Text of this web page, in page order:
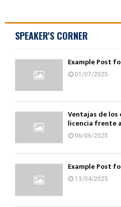
SPEAKER'S CORNER
Example Post
01/07/2025
Ventajas de los
licencia frente
06/06/2025
Example Post
13/04/2025